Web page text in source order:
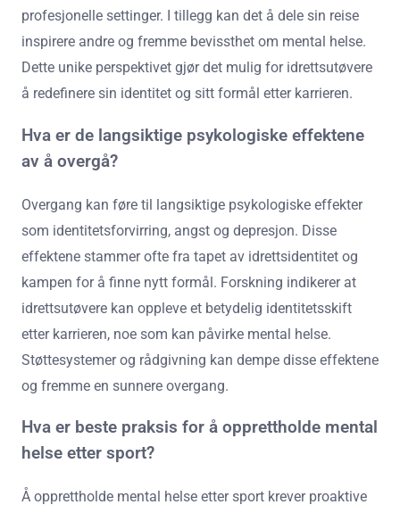
profesjonelle settinger. I tillegg kan det å dele sin reise
inspirere andre og fremme bevissthet om mental helse.
Dette unike perspektivet gjør det mulig for idrettsutøvere
å redefinere sin identitet og sitt formål etter karrieren.
Hva er de langsiktige psykologiske effektene
av å overgå?
Overgang kan føre til langsiktige psykologiske effekter
som identitetsforvirring, angst og depresjon. Disse
effektene stammer ofte fra tapet av idrettsidentitet og
kampen for å finne nytt formål. Forskning indikerer at
idrettsutøvere kan oppleve et betydelig identitetsskift
etter karrieren, noe som kan påvirke mental helse.
Støttesystemer og rådgivning kan dempe disse effektene
og fremme en sunnere overgang.
Hva er beste praksis for å opprettholde mental
helse etter sport?
Å opprettholde mental helse etter sport krever proaktive